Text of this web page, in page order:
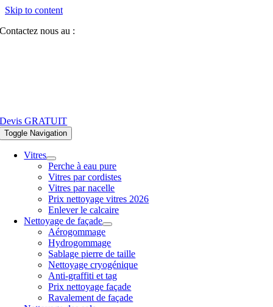
Skip to content
Contactez nous au :
Devis GRATUIT
Toggle Navigation
Vitres
Perche à eau pure
Vitres par cordistes
Vitres par nacelle
Prix nettoyage vitres 2026
Enlever le calcaire
Nettoyage de façade
Aérogommage
Hydrogommage
Sablage pierre de taille
Nettoyage cryogénique
Anti-graffiti et tag
Prix nettoyage façade
Ravalement de façade